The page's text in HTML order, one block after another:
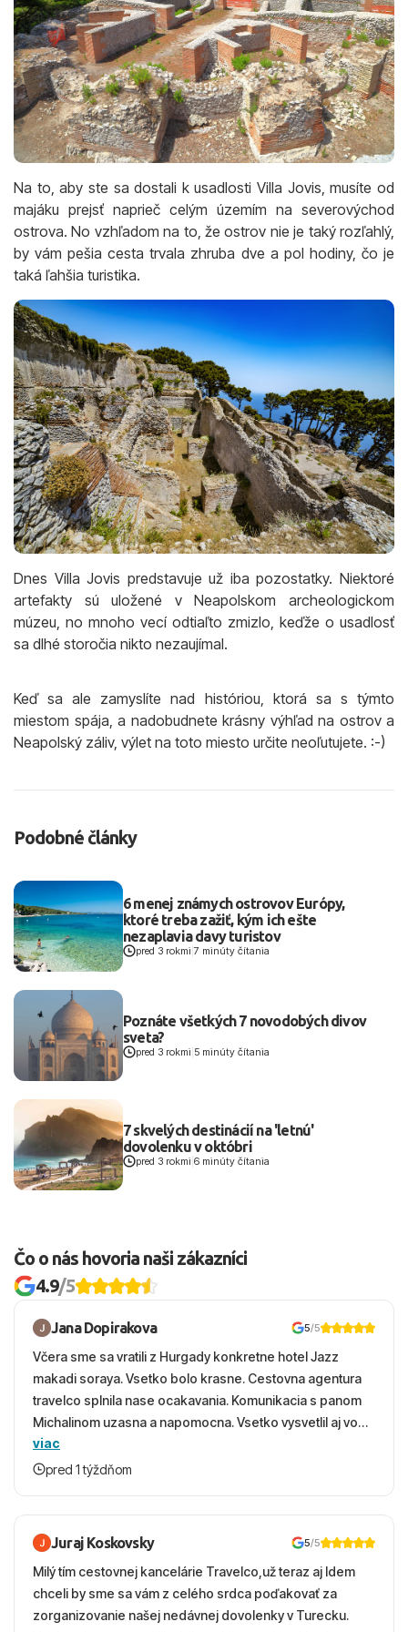
Na to, aby ste sa dostali k usadlosti Villa Jovis, musíte od
majáku prejsť naprieč celým územím na severovýchod
ostrova. No vzhľadom na to, že ostrov nie je taký rozľahlý,
by vám pešia cesta trvala zhruba dve a pol hodiny, čo je
taká ľahšia turistika.
Dnes Villa Jovis predstavuje už iba pozostatky. Niektoré
artefakty sú uložené v Neapolskom archeologickom
múzeu, no mnoho vecí odtiaľto zmizlo, keďže o usadlosť
sa dlhé storočia nikto nezaujímal.
Keď sa ale zamyslíte nad históriou, ktorá sa s týmto
miestom spája, a nadobudnete krásny výhľad na ostrov a
Neapolský záliv, výlet na toto miesto určite neoľutujete. :-)
Podobné články
6 menej známych ostrovov Európy,
ktoré treba zažiť, kým ich ešte
nezaplavia davy turistov
pred 3 rokmi |7 minúty čítania
Poznáte všetkých 7 novodobých divov
sveta?
pred 3 rokmi 5 minúty čítania
7 skvelých destinácií na 'letnú'
dovolenku v októbri
pred 3 rokmi 6 minúty čítania
Čo o nás hovoria naši zákazníci
4.9/5
Jana Dopirakova 5/5
Včera sme sa vratili z Hurgady konkretne hotel Jazz
makadi soraya. Vsetko bolo krasne. Cestovna agentura
travelco splnila nase ocakavania. Komunikacia s panom
Michalinom uzasna a napomocna. Vsetko vysvetlil aj vo
vecernych hodinach zaco sa ospravedlnujem. Hotel
krasny, cisty. Sluzby top. Strava, prostredie, more,
viac
pred 1 týždňom
Juraj Koskovsky 5/5
Milý tím cestovnej kancelárie Travelco,už teraz aj Idem
chceli by sme sa vám z celého srdca poďakovať za
zorganizovanie našej nedávnej dovolenky v Turecku.